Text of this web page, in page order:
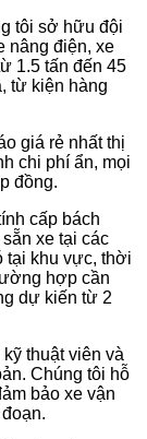
tôi sở hữu đội
nâng điện, xe
1.5 tấn đến 45
từ kiện hàng
giá rẻ nhất thị
chi phí ẩn, mọi
đồng.
cấp bách
xe tại các
tại khu vực, thời
hợp cần
dự kiến từ 2
thuật viên và
Chúng tôi hỗ
bảo xe vận